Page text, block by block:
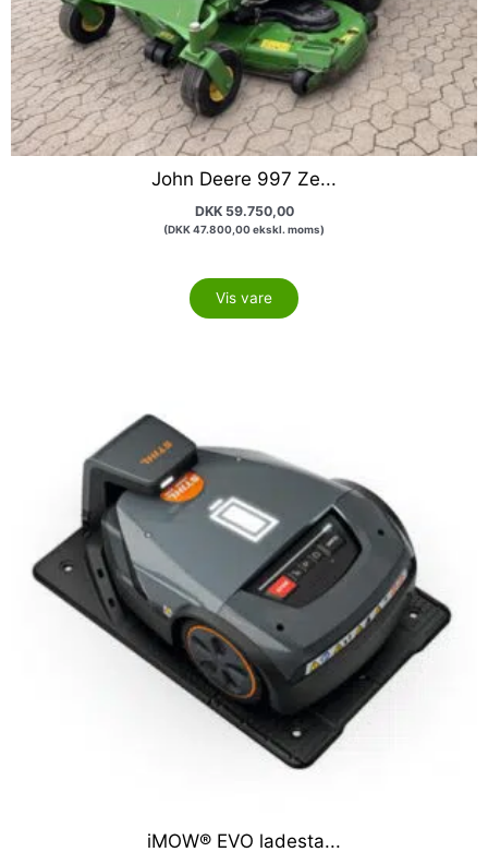
John Deere 997 Ze...
DKK59.750,00
(DKK47.800,00ekskl. moms)
Vis vare
iMOW® EVO ladesta...